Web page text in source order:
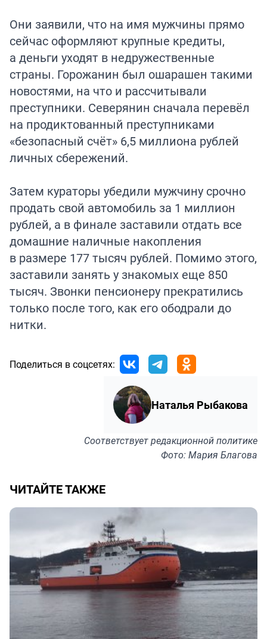
Они заявили, что на имя мужчины прямо
сейчас оформляют крупные кредиты,
а деньги уходят в недружественные
страны. Горожанин был ошарашен такими
новостями, на что и рассчитывали
преступники. Северянин сначала перевёл
на продиктованный преступниками
«безопасный счёт» 6,5 миллиона рублей
личных сбережений.
Затем кураторы убедили мужчину срочно
продать свой автомобиль за 1 миллион
рублей, а в финале заставили отдать все
домашние наличные накопления
в размере 177 тысяч рублей. Помимо этого,
заставили занять у знакомых еще 850
тысяч. Звонки пенсионеру прекратились
только после того, как его ободрали до
нитки.
Поделиться в соцсетях:
Наталья Рыбакова
Соответствуетредакционной политике
Фото: Мария Благова
ЧИТАЙТЕ ТАКЖЕ